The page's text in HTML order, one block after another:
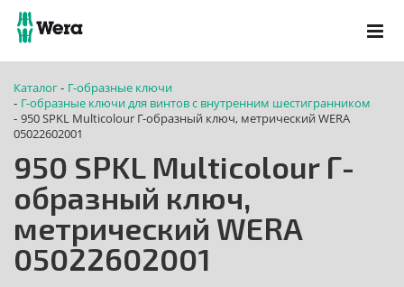
Каталог - Г-образные ключи
- Г-образные ключи для винтов с внутренним шестигранником
- 950 SPKL Multicolour Г-образный ключ, метрический WERA
05022602001
950 SPKL Multicolour Г-
образный ключ,
метрический WERA
05022602001